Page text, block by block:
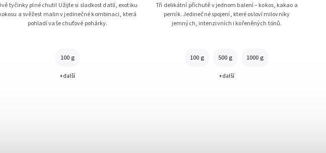
tyčinky plné chuti! Užijte si sladkost datlí, exotiku
a svěžest malin v jedinečné kombinaci, která
pohladí vaše chuťové pohárky.
100 g
+ další
Tři delikátní příchutě v jednom balení – kokos, kakao a
perník. Jedinečné spojení, které osloví milovníky
jemných, intenzivních i kořeněných tónů.
100 g 500 g 1000 g
+ další